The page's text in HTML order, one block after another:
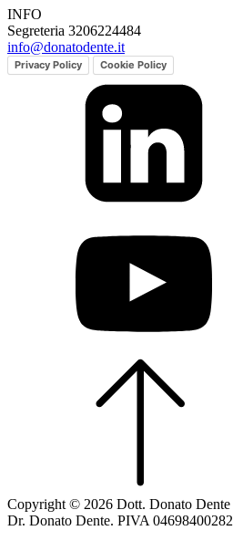
INFO
Segreteria 3206224484
info@donatodente.it
Privacy Policy Cookie Policy
Copyright © 2026 Dott. Donato Dente
Dr. Donato Dente. PIVA 04698400282